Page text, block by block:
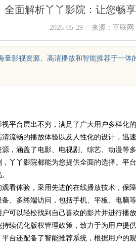
全面解析丫丫影院：让您畅
2026-05-29 来源：互联网
量影视资源、高清播放和智能推荐于一
平台层出不穷，满足了广大用户多样化
流畅的播放体验以及人性化的设计，迅
，涵盖了电影、电视剧、综艺、动漫等
丫丫影院都能为您提供全面的选择。平
看体验，采用先进的在线播放技术，保
、多终端访问，包括手机、平板、电脑
可以轻松找到自己喜欢的影片并进行播
续优化版权管理政策，致力于为用户提
台还配备了智能推荐系统，根据用户的
略利器解析